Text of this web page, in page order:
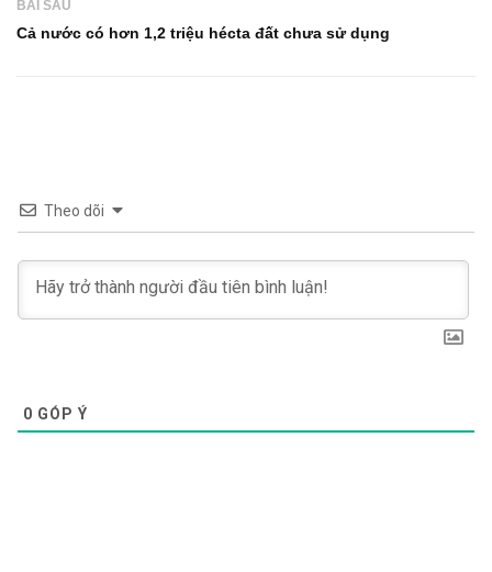
BÀI SAU
Cả nước có hơn 1,2 triệu hécta đất chưa sử dụng
Theo dõi
0 GÓP Ý